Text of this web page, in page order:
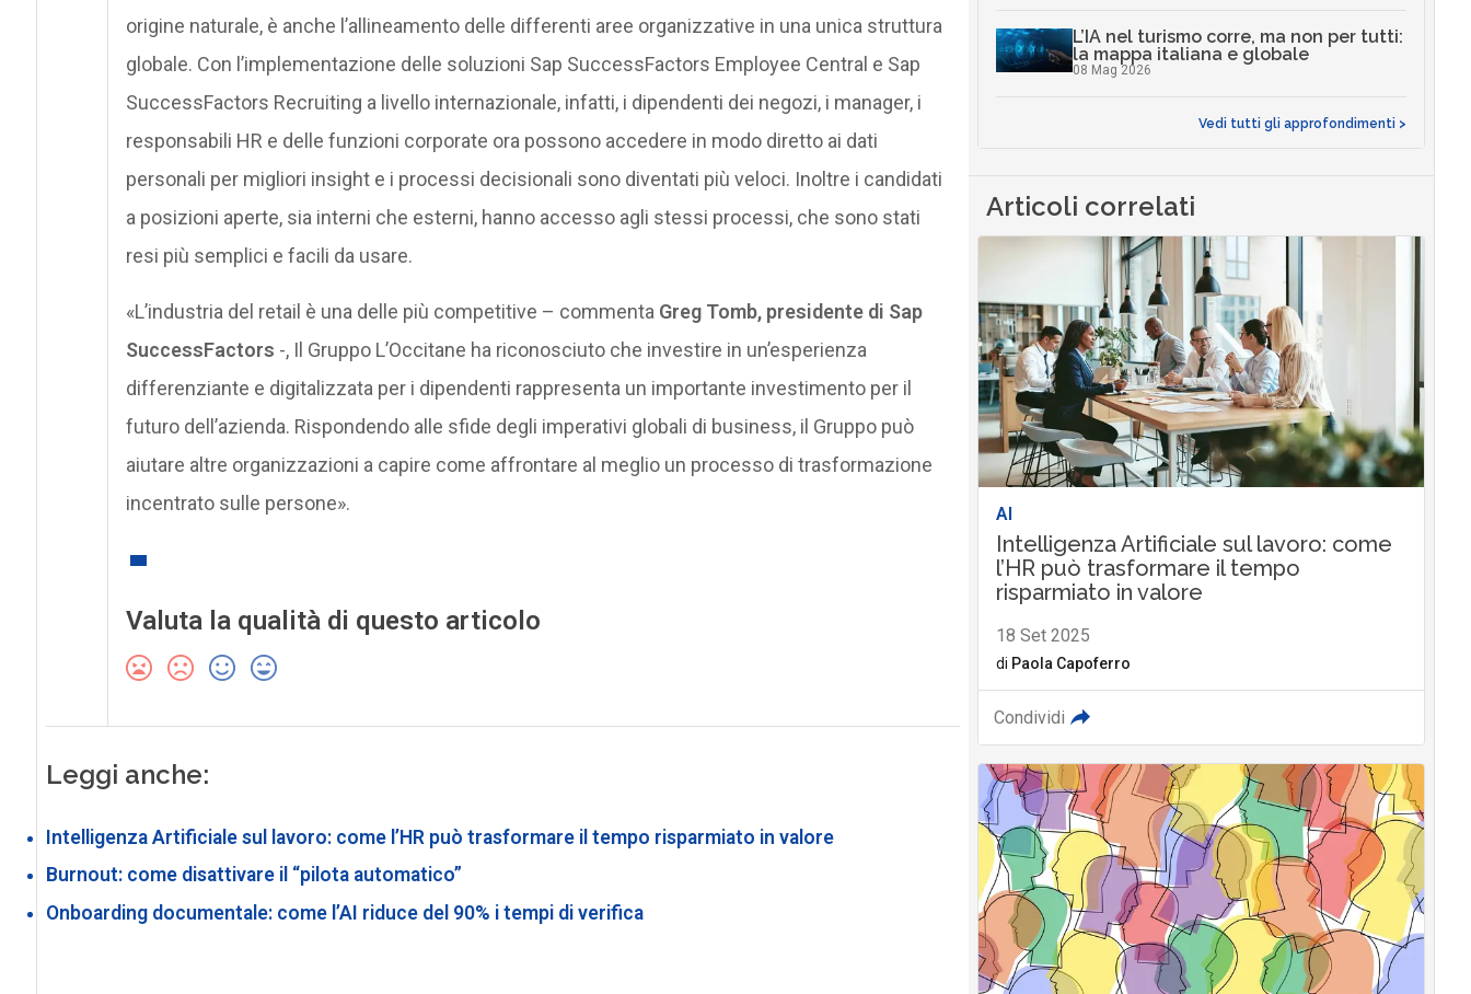
origine naturale, è anche l’allineamento delle differenti aree organizzative in una unica struttura
globale. Con l’implementazione delle soluzioni Sap SuccessFactors Employee Central e Sap
SuccessFactors Recruiting a livello internazionale, infatti, i dipendenti dei negozi, i manager, i
responsabili HR e delle funzioni corporate ora possono accedere in modo diretto ai dati
personali per migliori insight e i processi decisionali sono diventati più veloci. Inoltre i candidati
a posizioni aperte, sia interni che esterni, hanno accesso agli stessi processi, che sono stati
resi più semplici e facili da usare.
«L’industria del retail è una delle più competitive – commenta Greg Tomb, presidente di Sap
SuccessFactors -, Il Gruppo L’Occitane ha riconosciuto che investire in un’esperienza
differenziante e digitalizzata per i dipendenti rappresenta un importante investimento per il
futuro dell’azienda. Rispondendo alle sfide degli imperativi globali di business, il Gruppo può
aiutare altre organizzazioni a capire come affrontare al meglio un processo di trasformazione
incentrato sulle persone».
Valuta la qualità di questo articolo
Leggi anche:
Intelligenza Artificiale sul lavoro: come l’HR può trasformare il tempo risparmiato in valore
Burnout: come disattivare il “pilota automatico”
Onboarding documentale: come l’AI riduce del 90% i tempi di verifica
L’IA nel turismo corre, ma non per tutti:
la mappa italiana e globale
08 Mag 2026
Vedi tutti gli approfondimenti >
Articoli correlati
AI
Intelligenza Artificiale sul lavoro: come
l’HR può trasformare il tempo
risparmiato in valore
18 Set 2025
di Paola Capoferro
Condividi